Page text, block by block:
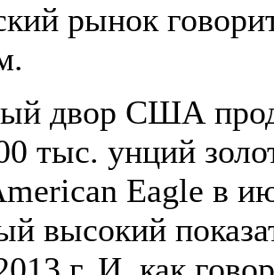
рынок
двор США
тыс. унций
Eagle в
высокий